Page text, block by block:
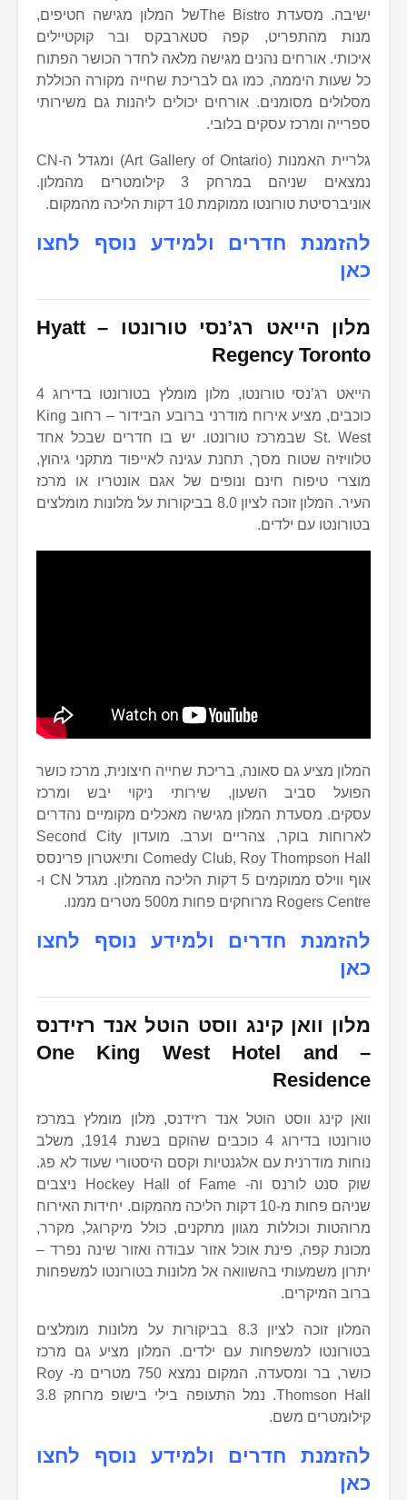
ישיבה. מסעדת The Bistroשל המלון מגישה חטיפים,
מנות מהתפריט, קפה סטארבקס ובר קוקטיילים
איכותי. אורחים נהנים מגישה מלאה לחדר הכושר הפתוח
כל שעות היממה, כמו גם לבריכת שחייה מקורה הכוללת
מסלולים מסומנים. אורחים יכולים ליהנות גם משירותי
ספרייה ומרכז עסקים בלובי.
גלריית האמנות (Art Gallery of Ontario) ומגדל ה-CN
נמצאים שניהם במרחק 3 קילומטרים מהמלון.
אוניברסיטת טורונטו ממוקמת 10 דקות הליכה מהמקום.
להזמנת חדרים ולמידע נוסף לחצו
כאן
מלון הייאט רג’נסי טורונטו –
Hyatt
Regency Toronto
הייאט רג’נסי טורונטו, מלון מומלץ בטורונטו בדירוג 4
כוכבים, מציע אירוח מודרני ברובע הבידור – רחוב King
St. West שבמרכז טורונטו. יש בו חדרים שבכל אחד
טלוויזיה שטוח מסך, תחנת עגינה לאייפוד מתקני גיהוץ,
מוצרי טיפוח חינם ונופים של אגם אונטריו או מרכז
העיר. המלון זוכה לציון 8.0 בביקורות על מלונות מומלצים
בטורונטו עם ילדים.
המלון מציע גם סאונה, בריכת שחייה חיצונית, מרכז כושר
הפועל סביב השעון, שירותי ניקוי יבש ומרכז
עסקים. מסעדת המלון מגישה מאכלים מקומיים נהדרים
לארוחות בוקר, צהריים וערב. מועדון Second City
Comedy Club, Roy Thompson Hall ותיאטרון פרינסס
אוף ווילס ממוקמים 5 דקות הליכה מהמלון. מגדל CN ו-
Rogers Centre מרוחקים פחות מ500 מטרים ממנו.
להזמנת חדרים ולמידע נוסף לחצו
כאן
מלון וואן קינג ווסט הוטל אנד רזידנס
–
One King West Hotel and
Residence
וואן קינג ווסט הוטל אנד רזידנס, מלון מומלץ במרכז
טורונטו בדירוג 4 כוכבים שהוקם בשנת 1914, משלב
נוחות מודרנית עם אלגנטיות וקסם היסטורי שעוד לא פג.
שוק סנט לורנס וה- Hockey Hall of Fame ניצבים
שניהם פחות מ-10 דקות הליכה מהמקום. יחידות האירוח
מרוהטות וכוללות מגוון מתקנים, כולל מיקרוגל, מקרר,
מכונת קפה, פינת אוכל אזור עבודה ואזור שינה נפרד –
יתרון משמעותי בהשוואה אל מלונות בטורונטו למשפחות
ברוב המיקרים.
המלון זוכה לציון 8.3 בביקורות על מלונות מומלצים
בטורונטו למשפחות עם ילדים. המלון מציע גם מרכז
כושר, בר ומסעדה. המקום נמצא 750 מטרים מ- Roy
Thomson Hall. נמל התעופה בילי בישופ מרוחק 3.8
קילומטרים משם.
להזמנת חדרים ולמידע נוסף לחצו
כאן